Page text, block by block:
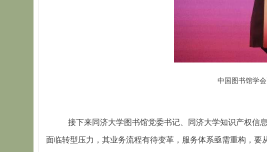
中国图书馆学
接下来同济大学图书馆党委书记、同济大学知识产权信
面临转型压力，其业务流程有待变革，服务体系亟需重构，